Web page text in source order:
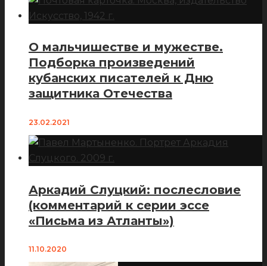
О мальчишестве и мужестве.
Подборка произведений
кубанских писателей к Дню
защитника Отечества
23.02.2021
Аркадий Слуцкий: послесловие
(комментарий к серии эссе
«Письма из Атланты»)
11.10.2020